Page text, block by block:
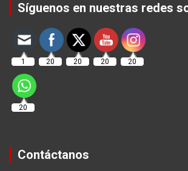
Síguenos en nuestras redes
1 20 20 20 20
20
Contáctanos